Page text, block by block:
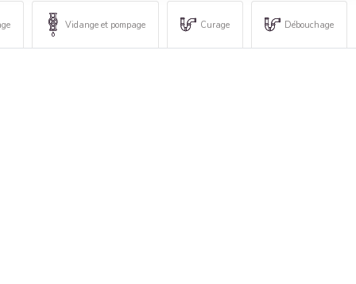
Vidange et pompage Curage Débouchage